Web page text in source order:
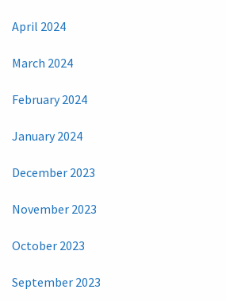
April 2024
March 2024
February 2024
January 2024
December 2023
November 2023
October 2023
September 2023